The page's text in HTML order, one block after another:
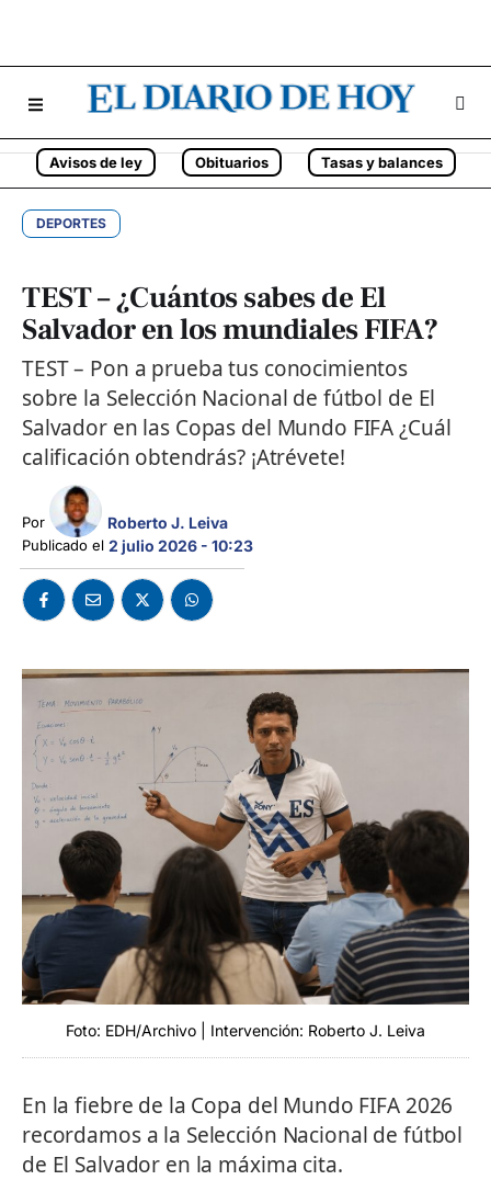
Avisos de ley Obituarios Tasas y balances
DEPORTES
TEST – ¿Cuántos sabes de El
Salvador en los mundiales FIFA?
TEST – Pon a prueba tus conocimientos
sobre la Selección Nacional de fútbol de El
Salvador en las Copas del Mundo FIFA ¿Cuál
calificación obtendrás? ¡Atrévete!
Por Roberto J. Leiva
Publicado el 2 julio 2026 - 10:23
Foto: EDH/Archivo | Intervención: Roberto J. Leiva
En la fiebre de la Copa del Mundo FIFA 2026
recordamos a la Selección Nacional de fútbol
de El Salvador en la máxima cita.